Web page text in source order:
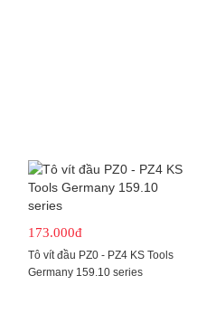
173.000đ
Tô vít đầu PZ0 - PZ4 KS Tools
Germany 159.10 series